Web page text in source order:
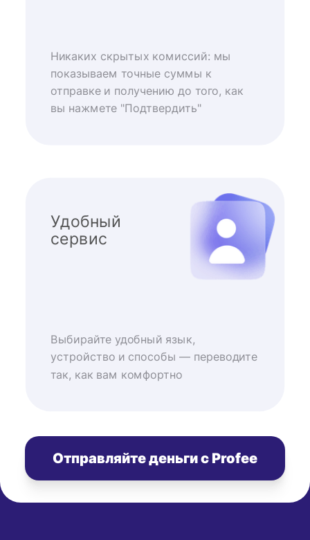
Никаких скрытых комиссий: мы
показываем точные суммы к
отправке и получению до того, как
вы нажмете "Подтвердить"
Удобный
сервис
Выбирайте удобный язык,
устройство и способы — переводите
так, как вам комфортно
Отправляйте деньги с Profee